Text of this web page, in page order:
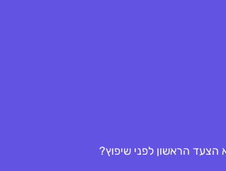
הראשון לפני שיפוץ?